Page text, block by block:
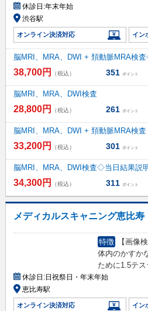
休診日:年末年始
渋谷駅
オンライン決済対応 イン
脳MRI、MRA、DWI + 頚動脈MRA検
38,700円 （税込） 351 ポイント
脳MRI、MRA、DWI検査
28,800円 （税込） 261 ポイント
脳MRI、MRA、DWI + 頚動脈MRA検査
33,200円 （税込） 301 ポイント
脳MRI、MRA、DWI検査◇当日結果説
34,300円 （税込） 311 ポイント
メディカルスキャニング恵比寿
特徴
【画像
体内のかすか
ために1.5テス
休診日:日祝祭日・年末年始
恵比寿駅
オンライン決済対応 イン